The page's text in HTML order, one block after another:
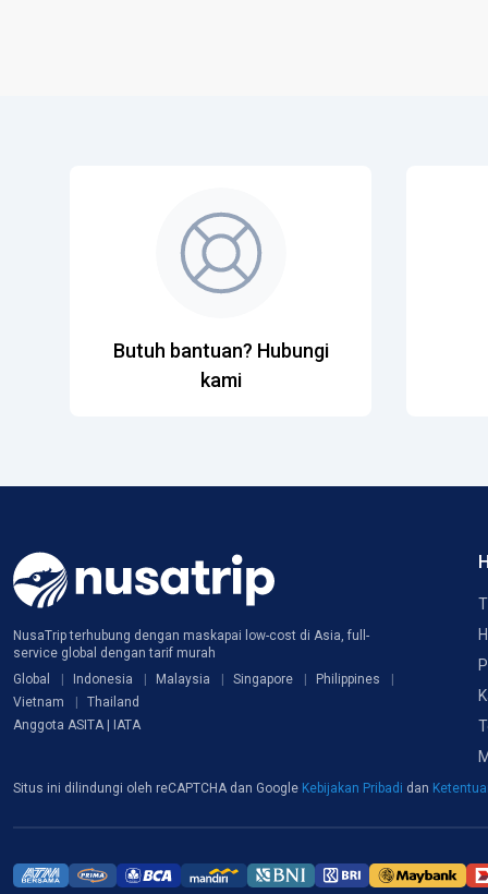
Butuh bantuan? Hubungi
kami
NusaTrip terhubung dengan maskapai low-cost di Asia, full-
service global dengan tarif murah
Global
Indonesia Malaysia Singapore
Philippines
Vietnam
Thailand
Anggota ASITA | IATA
Situs ini dilindungi oleh reCAPTCHA dan Google Kebijakan Pribadi dan